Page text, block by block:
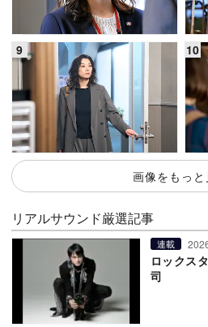
画像をもっと
リアルサウンド厳選記事
連載
ロックス
司